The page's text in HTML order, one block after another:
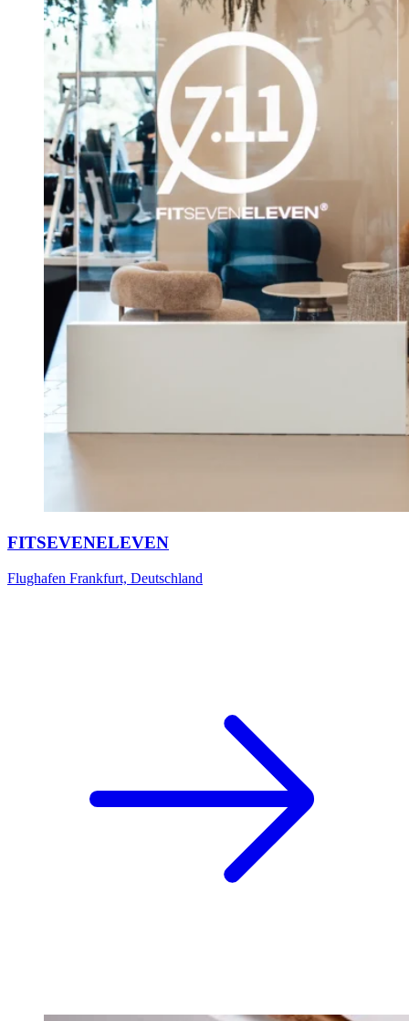
FITSEVENELEVEN
Flughafen Frankfurt, Deutschland